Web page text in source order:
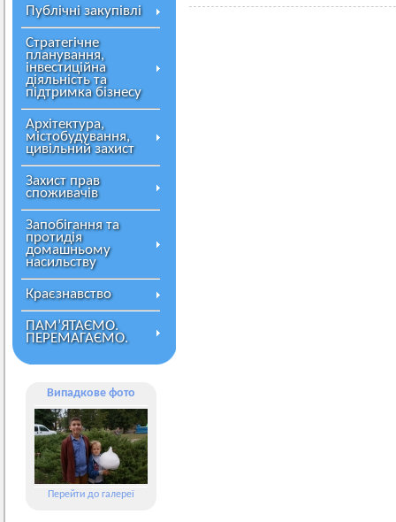
Публічні закупівлі
Стратегічне
планування,
інвестиційна
діяльність та
підтримка бізнесу
Архітектура,
містобудування,
цивільний захист
Захист прав
споживачів
Запобігання та
протидія
домашньому
насильству
Краєзнавство
ПАМ’ЯТАЄМО.
ПЕРЕМАГАЄМО.
Випадкове фото
Перейти до галереї